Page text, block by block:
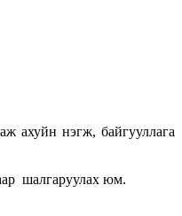
ахуйн нэгж, байгууллага
шалгаруулах юм.